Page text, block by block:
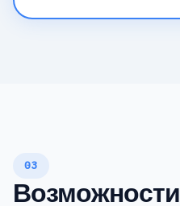
03
Возможности